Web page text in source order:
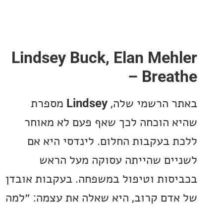
Lindsey Buck, Elan
–
הרשמי שלה,Lindsey מספרת
הוכחה לכך שאף פעם לא מאוחר
בעקבות החלום. לינדסי היא אם
שהייתה עסוקה מעל הראש
וטיפול במשפחה. בעקבות אובדן
קרוב, היא שאלה את עצמה: ״למה